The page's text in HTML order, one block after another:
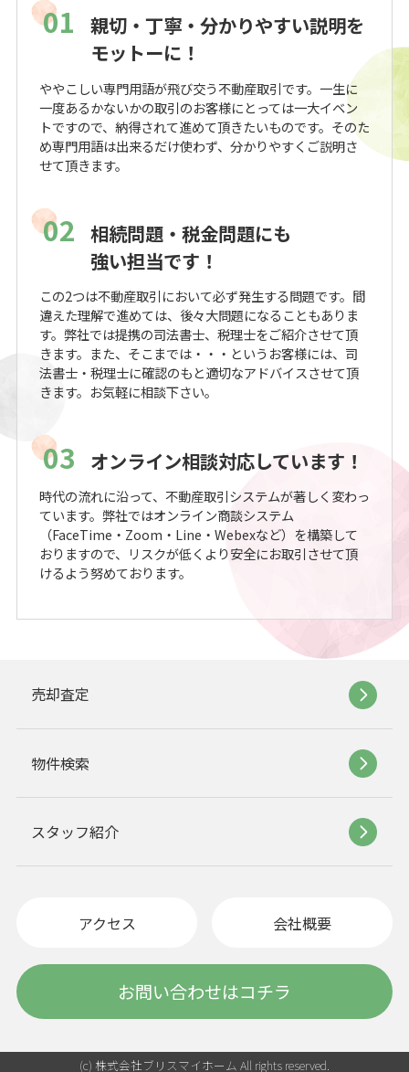
01
親切・丁寧・分かりやすい説明を
モットーに！
ややこしい専門用語が飛び交う不動産取引です。一生に
一度あるかないかの取引のお客様にとっては一大イベン
トですので、納得されて進めて頂きたいものです。そのた
め専門用語は出来るだけ使わず、分かりやすくご説明さ
せて頂きます。
02 相続問題・税金問題にも
強い担当です！
この2つは不動産取引において必ず発生する問題です。間
違えた理解で進めては、後々大問題になることもありま
す。弊社では提携の司法書士、税理士をご紹介させて頂
きます。また、そこまでは・・・というお客様には、司
法書士・税理士に確認のもと適切なアドバイスさせて頂
きます。お気軽に相談下さい。
03 オンライン相談対応しています！
時代の流れに沿って、不動産取引システムが著しく変わっ
ています。弊社ではオンライン商談システム
（FaceTime・Zoom・Line・Webexなど）を構築して
おりますので、リスクが低くより安全にお取引させて頂
けるよう努めております。
売却査定
物件検索
スタッフ紹介
アクセス 会社概要
お問い合わせはコチラ
(c) 株式会社ブリスマイホーム All rights reserved.